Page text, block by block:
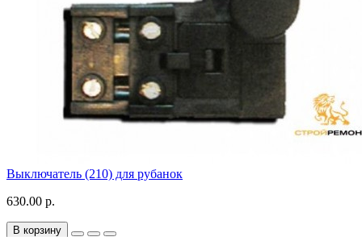
Выключатель (210) для рубанок
630.00 р.
В корзину